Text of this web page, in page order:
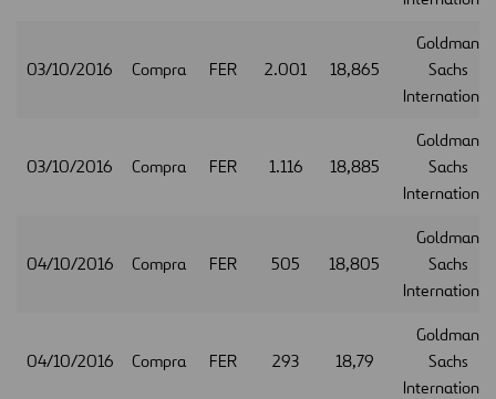
03/10/2016 Compra FER 2.001 18,865
Goldman
Sachs
International
03/10/2016 Compra FER 1.116 18,885
Goldman
Sachs
International
04/10/2016 Compra FER 505 18,805
Goldman
Sachs
International
04/10/2016 Compra FER 293 18,79
Goldman
Sachs
International